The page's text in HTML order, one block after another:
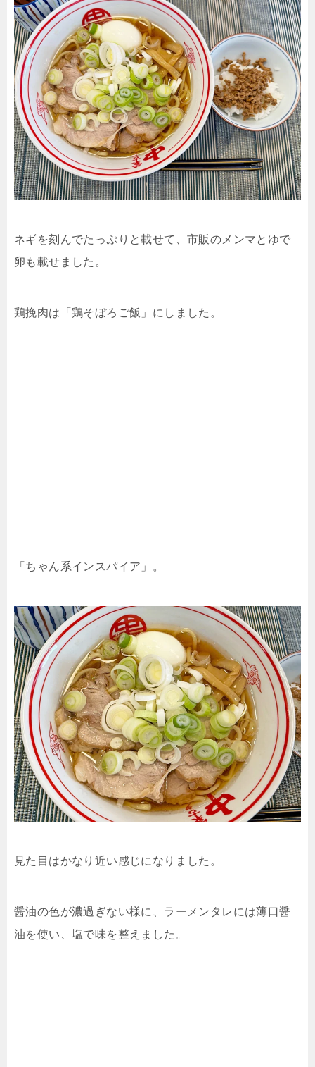
ネギを刻んでたっぷりと載せて、市販のメンマとゆで
卵も載せました。
鶏挽肉は「鶏そぼろご飯」にしました。
「ちゃん系インスパイア」。
見た目はかなり近い感じになりました。
醤油の色が濃過ぎない様に、ラーメンタレには薄口醤
油を使い、塩で味を整えました。